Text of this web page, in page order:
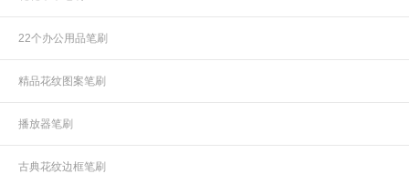
22个办公用品笔刷
精品花纹图案笔刷
播放器笔刷
古典花纹边框笔刷